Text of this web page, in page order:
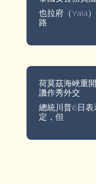
也拉府（Yala
路
荷莫茲海峽重
譏作秀外交
總統川普6日表
定，但